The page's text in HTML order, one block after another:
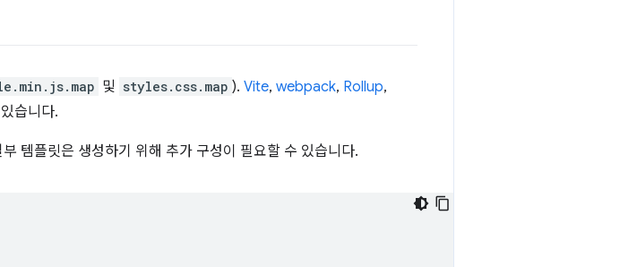
및 styles.css.map ). Vite, webpack, Rollup,
습니다.
템플릿은 생성하기 위해 추가 구성이 필요할 수 있습니다.